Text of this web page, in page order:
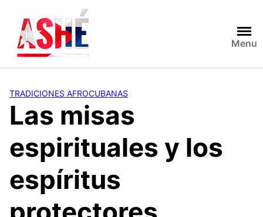
contenido
Menu
TRADICIONES AFROCUBANAS
Las misas
espirituales y los
espíritus